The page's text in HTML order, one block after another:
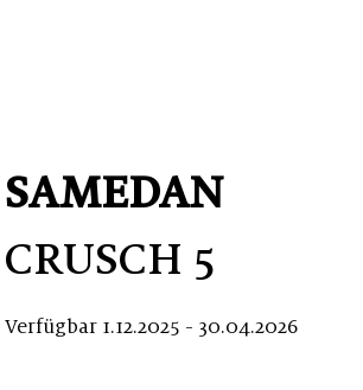
SAMEDAN
CRUSCH 5
Verfügbar 1.12.2025 - 30.04.2026